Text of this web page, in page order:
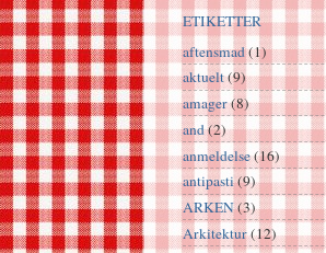
ETIKETTER
aftensmad(1)
aktuelt(9)
amager(8)
and(2)
anmeldelse(16)
antipasti(9)
ARKEN(3)
Arkitektur(12)